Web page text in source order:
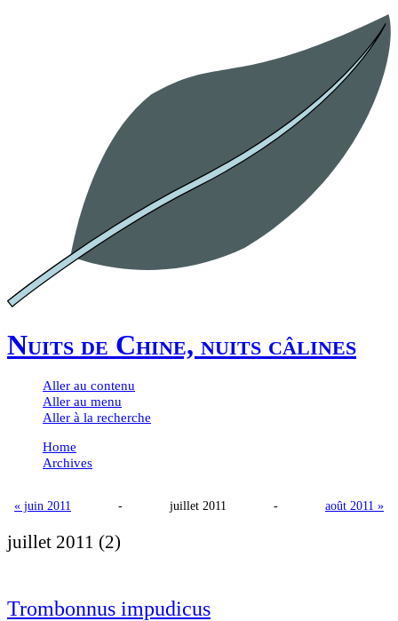
Nuits de Chine, nuits câlines
Aller au contenu
Aller au menu
Aller à la recherche
Home
Archives
« juin 2011 - juillet 2011 - août 2011 »
juillet 2011 (2)
Trombonnus impudicus